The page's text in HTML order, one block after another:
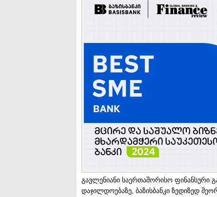
გავლენიანი საერთაშორისო ფინანსური
დაჯილდოებაზე, ბაზისბანკი ზედიზედ